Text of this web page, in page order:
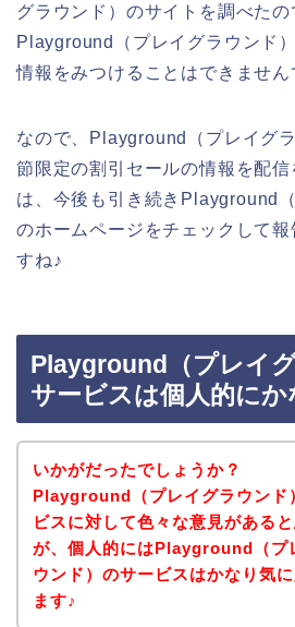
グラウンド）のサイトを調べたの
Playground（プレイグラウンド
情報をみつけることはできません
なので、Playground（プレイグ
節限定の割引セールの情報を配
は、今後も引き続きPlayground
のホームページをチェックして報
すね♪
Playground（プレイ
サービスは個人的に
いかがだったでしょうか？
Playground（プレイグラウンド
ビスに対して色々な意見がある
が、個人的にはPlayground（プ
ウンド）のサービスはかなり気
ます♪